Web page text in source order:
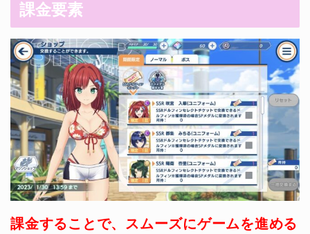
課金要素
課金することで、スムーズにゲームを進める